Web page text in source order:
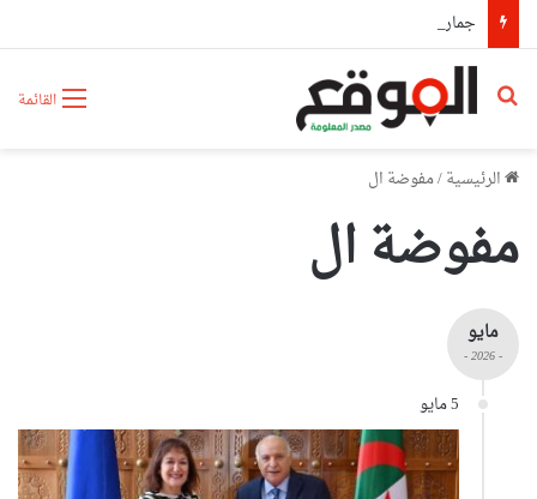
القائمة بحث عن
الرئيسية/مفوضة ال
مفوضة ال
مايو
- 2026 -
5 مايو